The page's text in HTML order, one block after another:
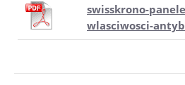
swisskrono-
wlasciwosci-